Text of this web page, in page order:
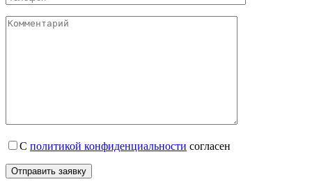
С политикой конфиденциальности согласен